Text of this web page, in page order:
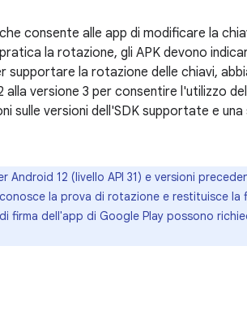
consente alle app di modificare la
la rotazione, gli APK devono
supportare la rotazione delle chiavi,
alla versione 3 per consentire l'utilizzo
sulle versioni dell'SDK supportate e
Android 12 (livello API 31) e versioni
la prova di rotazione e restituisce la
firma dell'app di Google Play possono